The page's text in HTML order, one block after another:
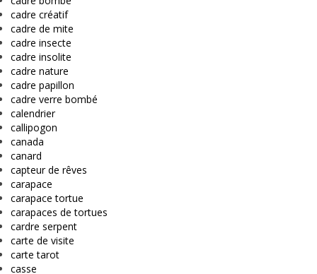
cadre créatif
cadre de mite
cadre insecte
cadre insolite
cadre nature
cadre papillon
cadre verre bombé
calendrier
callipogon
canada
canard
capteur de rêves
carapace
carapace tortue
carapaces de tortues
cardre serpent
carte de visite
carte tarot
casse